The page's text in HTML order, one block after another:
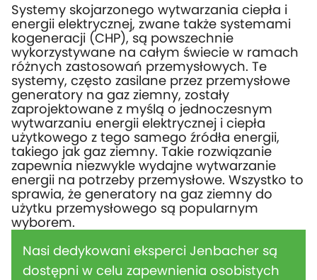
Systemy skojarzonego wytwarzania ciepła i
energii elektrycznej, zwane także systemami
kogeneracji (CHP), są powszechnie
wykorzystywane na całym świecie w ramach
różnych zastosowań przemysłowych. Te
systemy, często zasilane przez przemysłowe
generatory na gaz ziemny, zostały
zaprojektowane z myślą o jednoczesnym
wytwarzaniu energii elektrycznej i ciepła
użytkowego z tego samego źródła energii,
takiego jak gaz ziemny. Takie rozwiązanie
zapewnia niezwykle wydajne wytwarzanie
energii na potrzeby przemysłowe. Wszystko to
sprawia, że generatory na gaz ziemny do
użytku przemysłowego są popularnym
wyborem.
Nasi dedykowani eksperci Jenbacher są
dostępni w celu zapewnienia osobistych